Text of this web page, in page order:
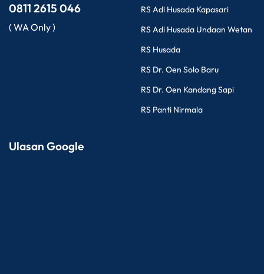
0811 2615 046
( WA Only )
RS Adi Husada Kapasari
RS Adi Husada Undaan Wetan
RS Husada
RS Dr. Oen Solo Baru
RS Dr. Oen Kandang Sapi
RS Panti Nirmala
Ulasan Google